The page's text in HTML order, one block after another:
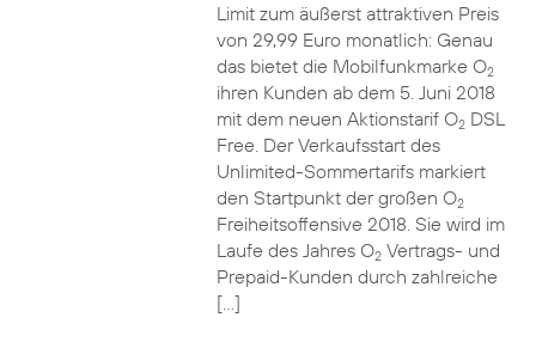
Limit zum äußerst attraktiven Preis
von 29,99 Euro monatlich: Genau
das bietet die Mobilfunkmarke O2
ihren Kunden ab dem 5. Juni 2018
mit dem neuen Aktionstarif O2DSL
Free. Der Verkaufsstart des
Unlimited-Sommertarifs markiert
den Startpunkt der großen O2
Freiheitsoffensive 2018. Sie wird im
Laufe des Jahres O2Vertrags- und
Prepaid-Kunden durch zahlreiche
[…]